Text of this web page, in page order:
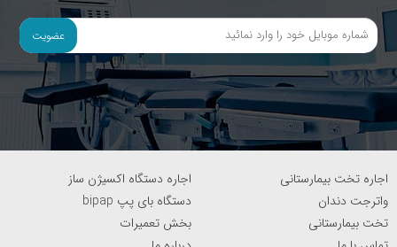
عضویت
اجاره تخت بیمارستانی
اجاره دستگاه اکسیژن ساز
واترجت دندان
دستگاه بای پپ bipap
تخت بیمارستانی
بخش تعمیرات